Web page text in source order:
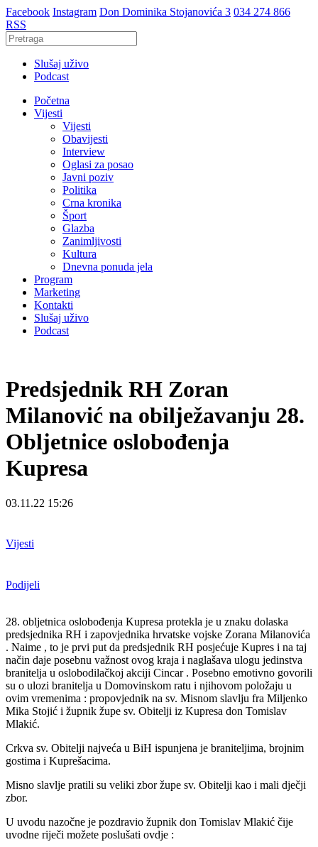
Facebook Instagram Don Dominika Stojanovića 3 034 274 866
RSS
Slušaj uživo
Podcast
Početna
Vijesti
Vijesti
Obavijesti
Interview
Oglasi za posao
Javni poziv
Politika
Crna kronika
Šport
Glazba
Zanimljivosti
Kultura
Dnevna ponuda jela
Program
Marketing
Kontakti
Slušaj uživo
Podcast
Predsjednik RH Zoran
Milanović na obilježavanju 28.
Obljetnice oslobođenja
Kupresa
03.11.22 15:26
Vijesti
Podijeli
28. obljetnica oslobođenja Kupresa protekla je u znaku dolaska
predsjednika RH i zapovjednika hrvatske vojske Zorana Milanovića
. Naime , to je prvi put da predsjednik RH posjećuje Kupres i na taj
način daje posebnu važnost ovog kraja i naglašava ulogu jedinstva
branitelja u oslobodilačkoj akciji Cincar . Posebno emotivno govorili
su o ulozi branitelja u Domovinskom ratu i njihovom položaju u
ovim vremenima : propovjednik na sv. Misnom slavlju fra Miljenko
Mika Stojić i župnik župe sv. Obitelji iz Kupresa don Tomislav
Mlakić.
Crkva sv. Obitelji najveća u BiH ispunjena je braniteljima, brojnim
gostima i Kuprešacima.
Misno slavlje pratili su veliki zbor župe sv. Obitelji kao i mali dječji
zbor.
U uvodu nazočne je pozdravio župnik don Tomislav Mlakić čije
uvodne riječi možete poslušati ovdje :